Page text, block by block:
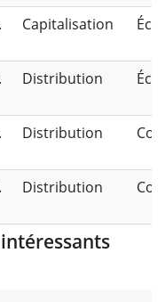
Capitalisation
Distribution
Distribution
Distribution